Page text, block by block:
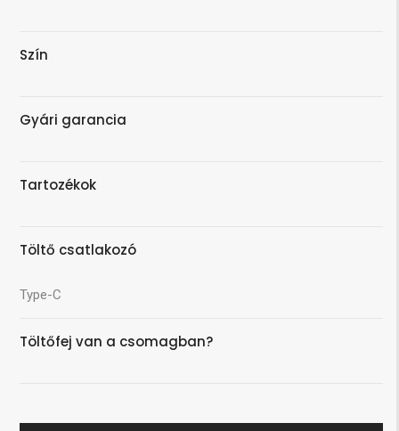
Szín
Gyári garancia
Tartozékok
Töltő csatlakozó
Type-C
Töltőfej van a csomagban?